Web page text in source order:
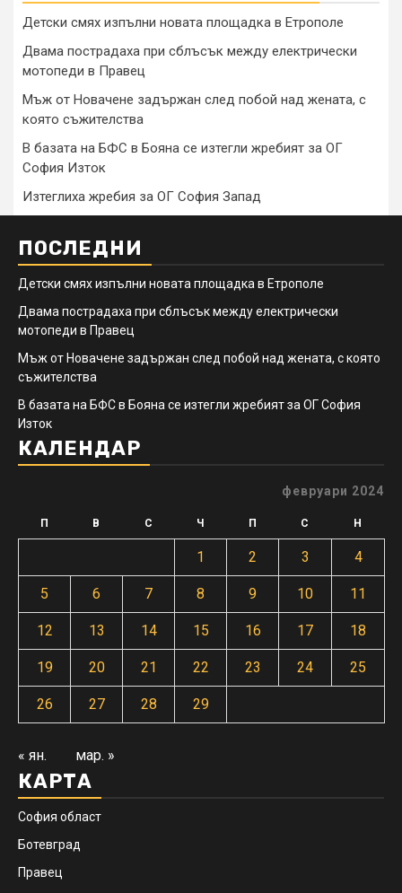
Детски смях изпълни новата площадка в Етрополе
Двама пострадаха при сблъсък между електрически
мотопеди в Правец
Мъж от Новачене задържан след побой над жената, с
която съжителства
В базата на БФС в Бояна се изтегли жребият за ОГ
София Изток
Изтеглиха жребия за ОГ София Запад
ПОСЛЕДНИ
Детски смях изпълни новата площадка в Етрополе
Двама пострадаха при сблъсък между електрически
мотопеди в Правец
Мъж от Новачене задържан след побой над жената, с която
съжителства
В базата на БФС в Бояна се изтегли жребият за ОГ София
Изток
КАЛЕНДАР
февруари 2024
П В С Ч П С Н
1 2 3 4
5 6 7 8 9 10 11
12 13 14 15 16 17 18
19 20 21 22 23 24 25
26 27 28 29
« ян. мар. »
КАРТА
София област
Ботевград
Правец